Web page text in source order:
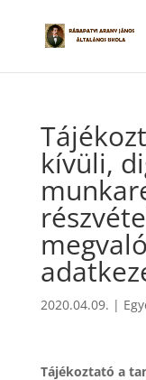
kívüli,
2020.04.09. |
Tájékoztató a